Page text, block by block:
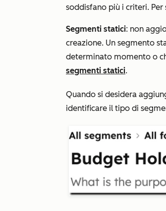
soddisfano più i criteri. Per
Segmenti statici: non
creazione. Un segmento
determinato momento o
segmenti statici.
Quando si desidera
identificare il tipo di